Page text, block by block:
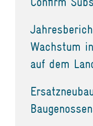
Wachstum
auf dem